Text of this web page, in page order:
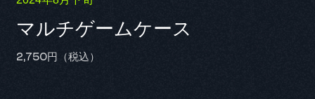
マルチゲームケース
2,750円（税込）